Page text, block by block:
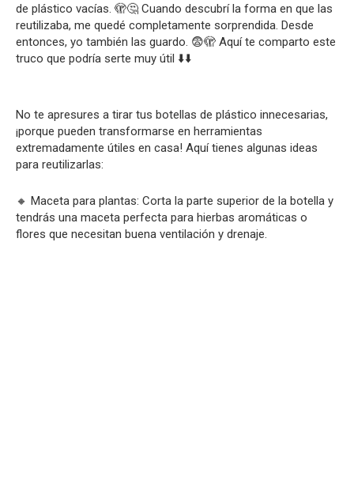
de plástico vacías. 🫣🤔 Cuando descubrí la forma en que las
reutilizaba, me quedé completamente sorprendida. Desde
entonces, yo también las guardo. 😨🫣 Aquí te comparto este
truco que podría serte muy útil ⬇️⬇️
No te apresures a tirar tus botellas de plástico innecesarias,
¡porque pueden transformarse en herramientas
extremadamente útiles en casa! Aquí tienes algunas ideas
para reutilizarlas:
🔸 Maceta para plantas: Corta la parte superior de la botella y
tendrás una maceta perfecta para hierbas aromáticas o
flores que necesitan buena ventilación y drenaje.